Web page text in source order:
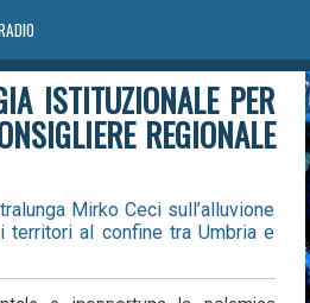
ISTITUZIONALE PER
REGIONALE
Mirko Ceci sull’alluvione
territori al confine tra Umbria e